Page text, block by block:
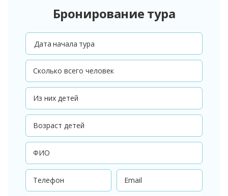
Бронирование тура
Дата начала тура